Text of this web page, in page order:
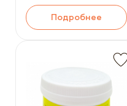
Подробнее